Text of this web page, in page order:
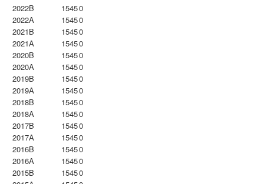
2022B
15450
2022A
15450
2021B
15450
2021A
15450
2020B
15450
2020A
15450
2019B
15450
2019A
15450
2018B
15450
2018A
15450
2017B
15450
2017A
15450
2016B
15450
2016A
15450
2015B
15450